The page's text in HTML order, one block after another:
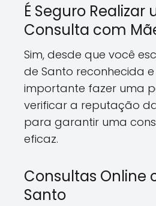
É Seguro Realizar
Consulta com
Sim, desde que você
de Santo reconhecida e
importante fazer uma
verificar a reputação
para garantir uma
eficaz.
Consultas Online
Santo